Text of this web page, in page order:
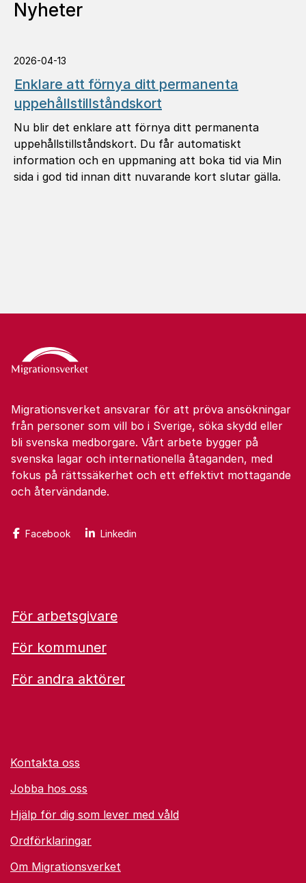
Nyheter
2026-04-13
Enklare att förnya ditt permanenta
uppehållstillståndskort
Nu blir det enklare att förnya ditt permanenta
uppehållstillståndskort. Du får automatiskt
information och en uppmaning att boka tid via Min
sida i god tid innan ditt nuvarande kort slutar gälla.
Migrationsverket ansvarar för att pröva ansökningar
från personer som vill bo i Sverige, söka skydd eller
bli svenska medborgare. Vårt arbete bygger på
svenska lagar och internationella åtaganden, med
fokus på rättssäkerhet och ett effektivt mottagande
och återvändande.
Facebook Linkedin
För arbetsgivare
För kommuner
För andra aktörer
Kontakta oss
Jobba hos oss
Hjälp för dig som lever med våld
Ordförklaringar
Om Migrationsverket